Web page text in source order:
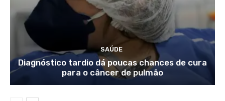
SAÚDE
Diagnóstico tardio dá poucas chances de cura
para o câncer de pulmão